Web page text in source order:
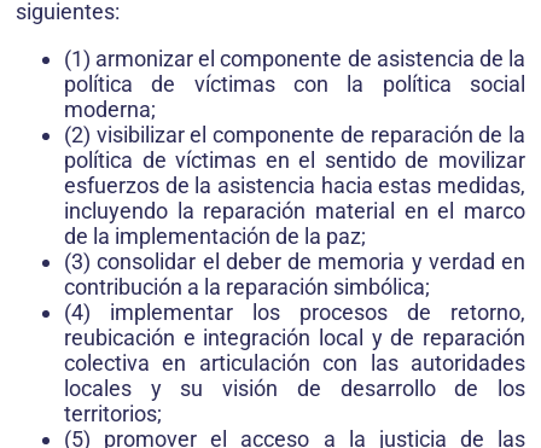
siguientes:
(1) armonizar el componente de asistencia de la
política de víctimas con la política social
moderna;
(2) visibilizar el componente de reparación de la
política de víctimas en el sentido de movilizar
esfuerzos de la asistencia hacia estas medidas,
incluyendo la reparación material en el marco
de la implementación de la paz;
(3) consolidar el deber de memoria y verdad en
contribución a la reparación simbólica;
(4) implementar los procesos de retorno,
reubicación e integración local y de reparación
colectiva en articulación con las autoridades
locales y su visión de desarrollo de los
territorios;
(5) promover el acceso a la justicia de las